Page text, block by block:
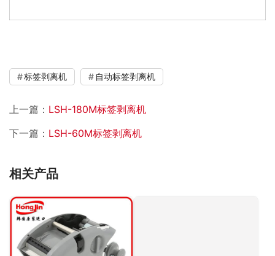
标签剥离机 自动标签剥离机
上一篇： LSH-180M标签剥离机
下一篇： LSH-60M标签剥离机
相关产品